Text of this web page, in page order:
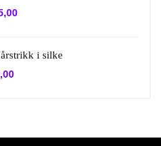
Nåværende
i silke